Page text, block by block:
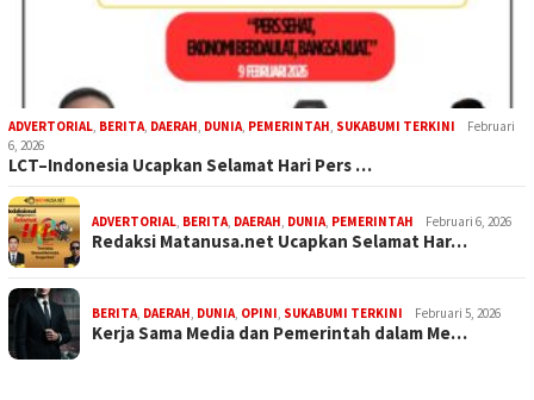
ADVERTORIAL, BERITA, DAERAH, DUNIA, PEMERINTAH, SUKABUMI TERKINI
Februari
6, 2026
LCT–Indonesia Ucapkan Selamat Hari Pers …
ADVERTORIAL, BERITA, DAERAH, DUNIA, PEMERINTAH Februari 6, 2026
Redaksi Matanusa.net Ucapkan Selamat Har…
BERITA, DAERAH, DUNIA, OPINI, SUKABUMI TERKINI Februari 5, 2026
Kerja Sama Media dan Pemerintah dalam Me…